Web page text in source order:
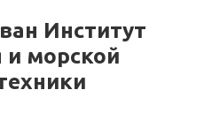
Институт
и морской